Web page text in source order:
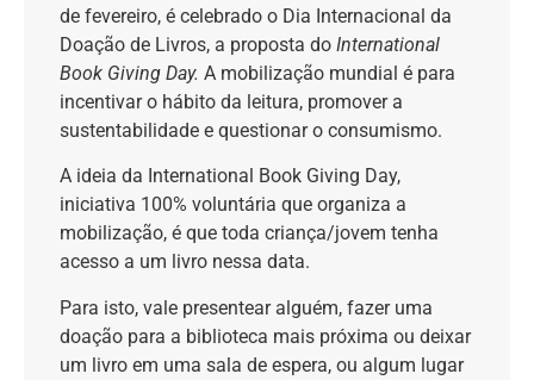
de fevereiro, é celebrado o Dia Internacional da
Doação de Livros, a proposta do International
Book Giving Day. A mobilização mundial é para
incentivar o hábito da leitura, promover a
sustentabilidade e questionar o consumismo.
A ideia da International Book Giving Day,
iniciativa 100% voluntária que organiza a
mobilização, é que toda criança/jovem tenha
acesso a um livro nessa data.
Para isto, vale presentear alguém, fazer uma
doação para a biblioteca mais próxima ou deixar
um livro em uma sala de espera, ou algum lugar